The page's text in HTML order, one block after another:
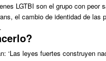
LGTBI son el grupo con
el cambio de identidad de
‘Las leyes fuertes construyen